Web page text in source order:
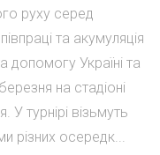
руху серед
та акумуляція
допомогу Україні та
на стадіоні
У турнірі візьмуть
різних осередк...